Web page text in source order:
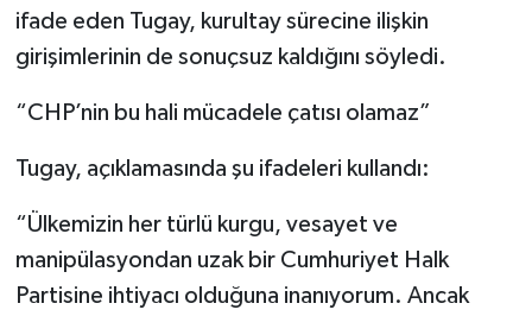
ifade eden Tugay, kurultay sürecine ilişkin
girişimlerinin de sonuçsuz kaldığını söyledi.
“CHP’nin bu hali mücadele çatısı olamaz”
Tugay, açıklamasında şu ifadeleri kullandı:
“Ülkemizin her türlü kurgu, vesayet ve
manipülasyondan uzak bir Cumhuriyet Halk
Partisine ihtiyacı olduğuna inanıyorum. Ancak